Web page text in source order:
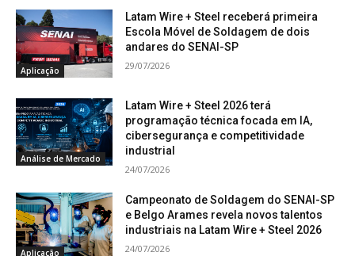
Aplicação
Latam Wire + Steel receberá primeira
Escola Móvel de Soldagem de dois
andares do SENAI-SP
29/07/2026
Análise de Mercado
Latam Wire + Steel 2026 terá
programação técnica focada em IA,
cibersegurança e competitividade
industrial
24/07/2026
Aplicação
Campeonato de Soldagem do SENAI-SP
e Belgo Arames revela novos talentos
industriais na Latam Wire + Steel 2026
24/07/2026